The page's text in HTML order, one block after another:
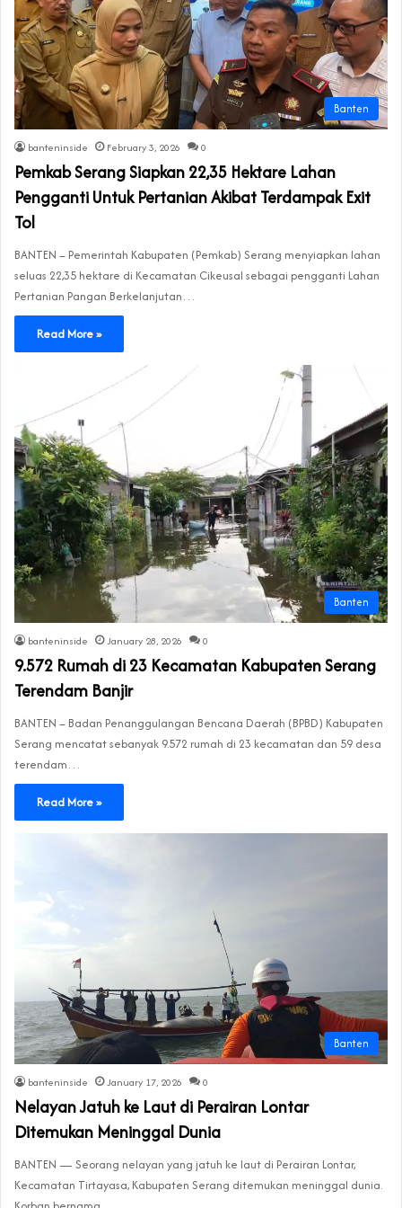
Banten
banteninside February 3, 2026 0
Pemkab Serang Siapkan 22,35 Hektare Lahan
Pengganti Untuk Pertanian Akibat Terdampak Exit
Tol
BANTEN – Pemerintah Kabupaten (Pemkab) Serang menyiapkan lahan
seluas 22,35 hektare di Kecamatan Cikeusal sebagai pengganti Lahan
Pertanian Pangan Berkelanjutan…
Read More »
Banten
banteninside January 28, 2026 0
9.572 Rumah di 23 Kecamatan Kabupaten Serang
Terendam Banjir
BANTEN – Badan Penanggulangan Bencana Daerah (BPBD) Kabupaten
Serang mencatat sebanyak 9.572 rumah di 23 kecamatan dan 59 desa
terendam…
Read More »
Banten
banteninside January 17, 2026 0
Nelayan Jatuh ke Laut di Perairan Lontar
Ditemukan Meninggal Dunia
BANTEN — Seorang nelayan yang jatuh ke laut di Perairan Lontar,
Kecamatan Tirtayasa, Kabupaten Serang ditemukan meninggal dunia.